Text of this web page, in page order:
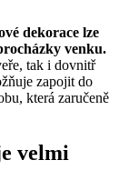
dekorace lze
venku.
tak i dovnitř
zapojit do
která zaručeně
velmi